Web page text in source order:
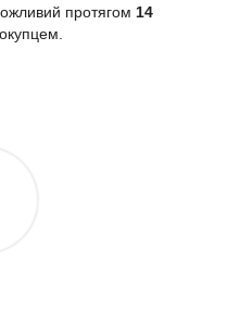
протягом 14